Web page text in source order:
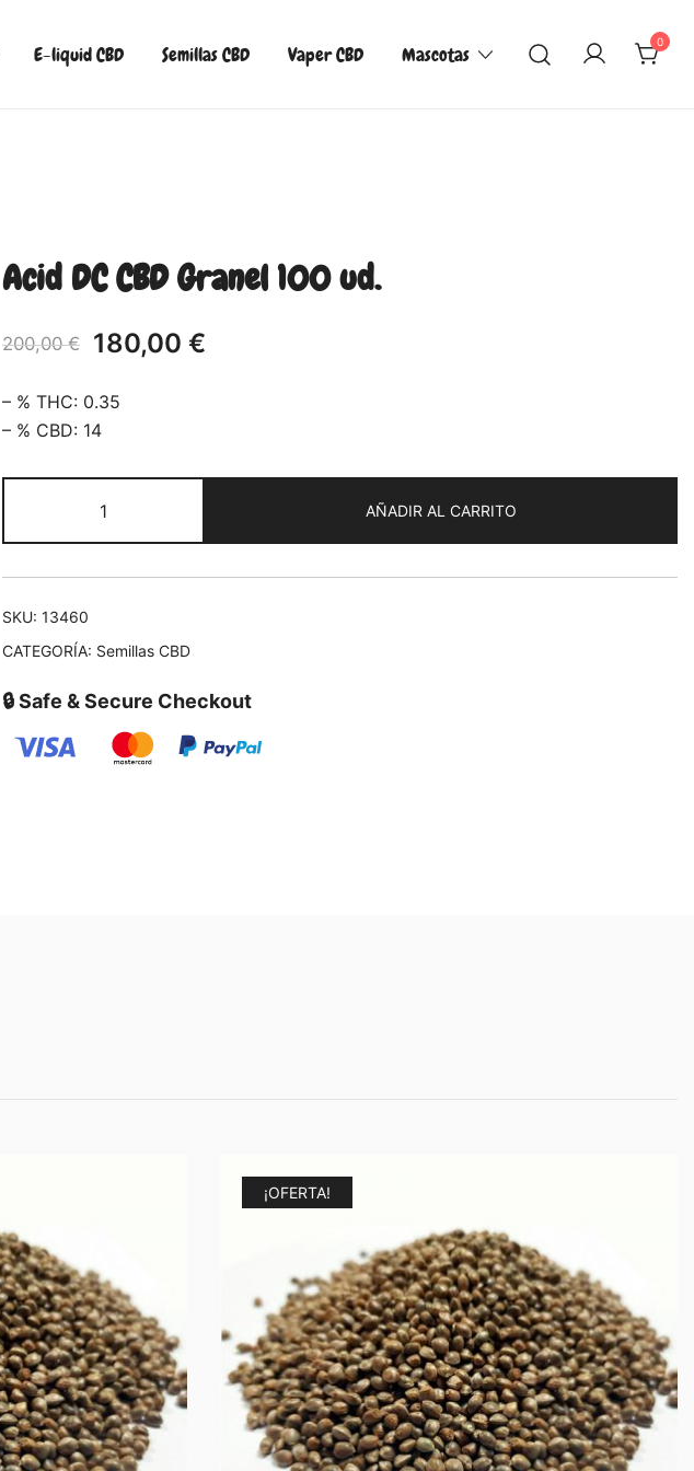
E-liquid CBD Semillas CBD Vaper CBD Mascotas
0
Acid DC CBD Granel 100 ud.
200,00€ 180,00 €
– % THC: 0.35
– % CBD: 14
AÑADIR AL CARRITO
SKU: 13460
CATEGORÍA: Semillas CBD
🔒 Safe & Secure Checkout
¡OFERTA!